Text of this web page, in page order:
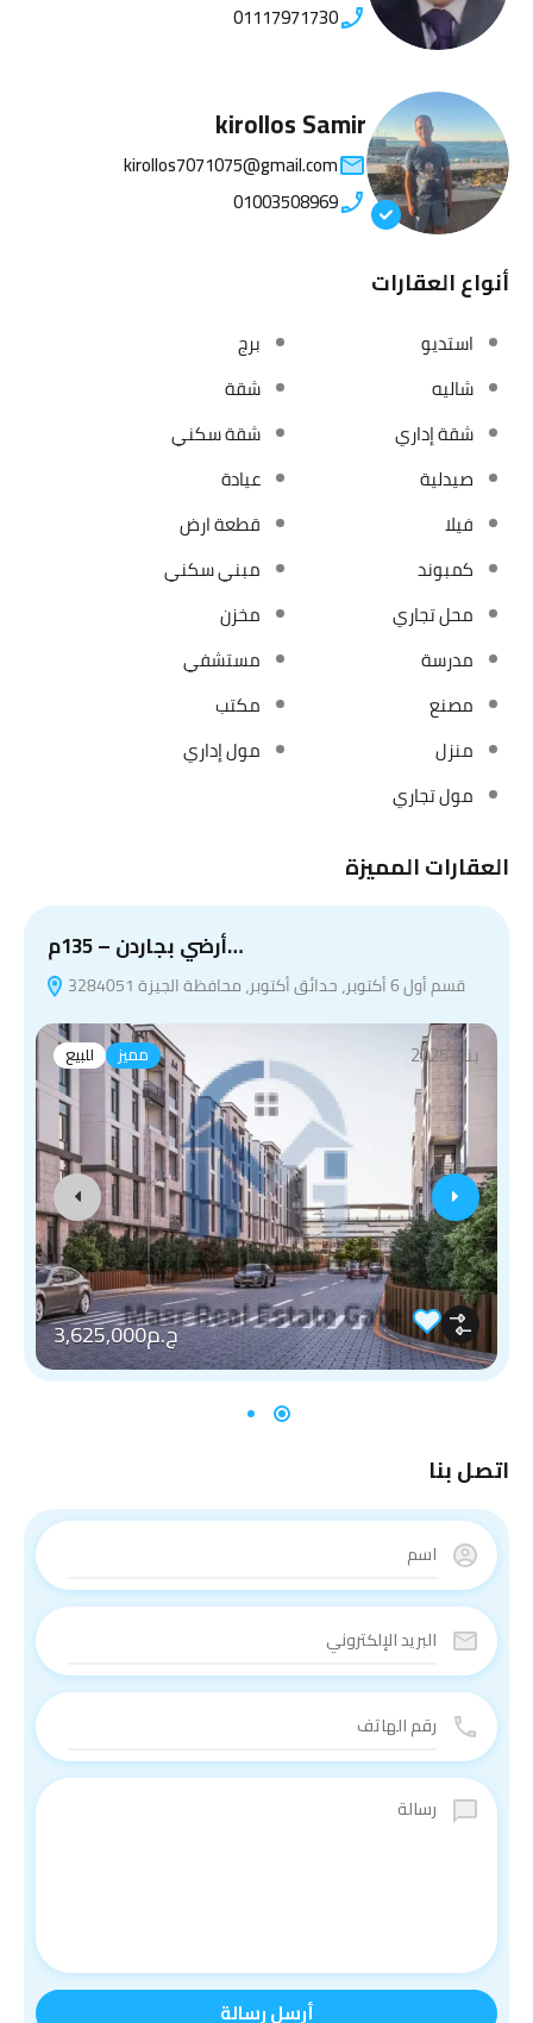
01117971730
kirollos Samir
kirollos7071075@gmail.com
01003508969
أنواع العقارات
استديو
برج
شاليه
شقة
شقة إداري
شقة سكني
صيدلية
عيادة
فيلا
قطعة ارض
كمبوند
مبني سكني
محل تجاري
مخزن
مدرسة
مستشفي
مصنع
مكتب
منزل
مول إداري
مول تجاري
العقارات المميزة
أرضي بجاردن – 135م…
قسم أول 6 أكتوبر، حدائق أكتوبر، محافظة الجيزة 3284051
للبيع مميز بناء 2025
ج.م3,625,000
اتصل بنا